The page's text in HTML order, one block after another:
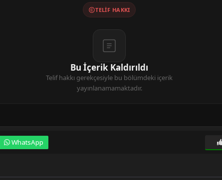
TELIF HAKKI
Bu İçerik Kaldırıldı
Telif hakkı gerekçesiyle bu bölümdeki içerik
yayınlanamamaktadır.
WhatsApp